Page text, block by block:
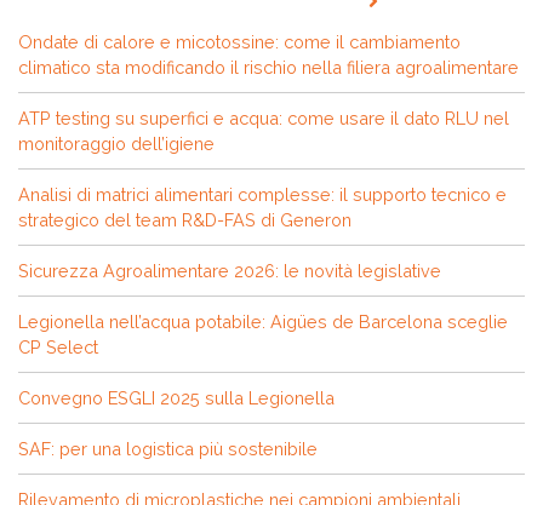
Ondate di calore e micotossine: come il cambiamento
climatico sta modificando il rischio nella filiera agroalimentare
ATP testing su superfici e acqua: come usare il dato RLU nel
monitoraggio dell’igiene
Analisi di matrici alimentari complesse: il supporto tecnico e
strategico del team R&D-FAS di Generon
Sicurezza Agroalimentare 2026: le novità legislative
Legionella nell’acqua potabile: Aigües de Barcelona sceglie
CP Select
Convegno ESGLI 2025 sulla Legionella
SAF: per una logistica più sostenibile
Rilevamento di microplastiche nei campioni ambientali